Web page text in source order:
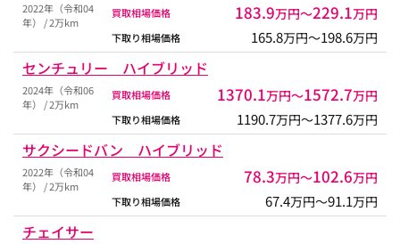
2022年（令和04
年） / 2万km
買取相場価格 183.9万円〜229.1万円
下取り相場価格 165.8万円〜198.6万円
センチュリー ハイブリッド
2024年（令和06
年） / 2万km
買取相場価格 1370.1万円〜1572.7万円
下取り相場価格 1190.7万円〜1377.6万円
サクシードバン ハイブリッド
2022年（令和04
年） / 2万km
買取相場価格 78.3万円〜102.6万円
下取り相場価格 67.4万円〜91.1万円
チェイサー